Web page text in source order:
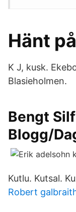
Hänt
K J, kusk.
Blasieholmen.
Bengt
Blogg/
Kutlu. Kutsal.
Robert